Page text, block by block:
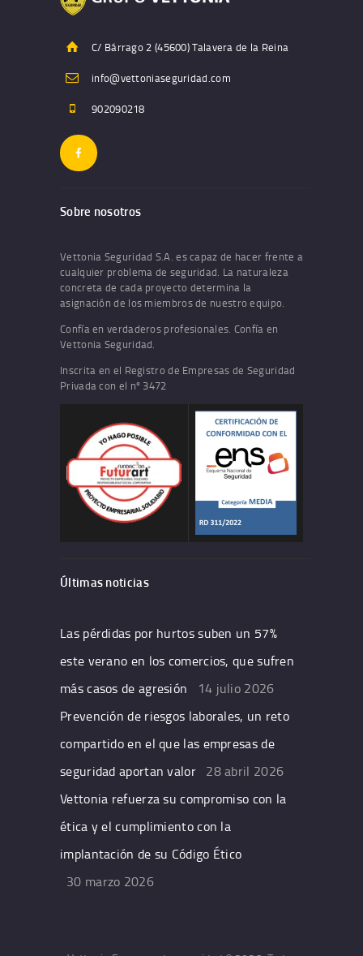
C/ Bárrago 2 (45600) Talavera de la Reina
info@vettoniaseguridad.com
902090218
Sobre nosotros
Vettonia Seguridad S.A. es capaz de hacer frente a
cualquier problema de seguridad. La naturaleza
concreta de cada proyecto determina la
asignación de los miembros de nuestro equipo.
Confía en verdaderos profesionales. Confía en
Vettonia Seguridad.
Inscrita en el Registro de Empresas de Seguridad
Privada con el nº 3472
Últimas noticias
Las pérdidas por hurtos suben un 57%
este verano en los comercios, que sufren
más casos de agresión
14 julio 2026
Prevención de riesgos laborales, un reto
compartido en el que las empresas de
seguridad aportan valor 28 abril 2026
Vettonia refuerza su compromiso con la
ética y el cumplimiento con la
implantación de su Código Ético
30 marzo 2026